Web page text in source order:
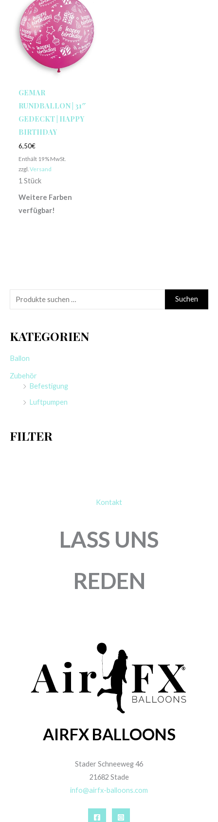
u
h
n
Suchen
KATEGORIEN
Ballon
Zubehör
Befestigung
Luftpumpen
FILTER
GEMAR
RUNDBALLON | 31″
GEDECKT | HAPPY
BIRTHDAY
6,50€
Enthält 19% MwSt.
zzgl. Versand
1 Stück
Weitere Farben
verfügbar!
Kontakt
LASS UNS
REDEN
AIRFX BALLOONS
Stader Schneeweg 46
21682 Stade
info@airfx-balloons.com